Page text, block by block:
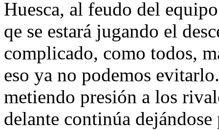
Huesca, al feudo del
qe se estará jugando el
complicado, como todos,
eso ya no podemos
metiendo presión a los
delante continúa